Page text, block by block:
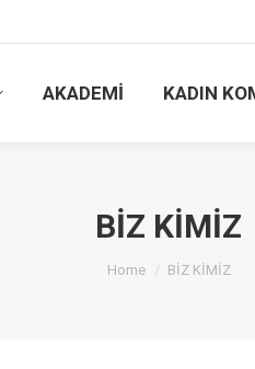
AKADEMİ KADIN
BİZ KİMİZ
You are here:
Home BİZ KİMİZ